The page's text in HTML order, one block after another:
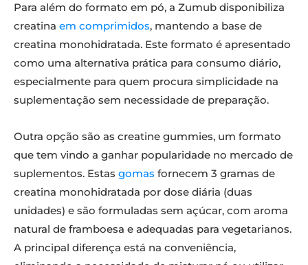
Para além do formato em pó, a Zumub disponibiliza
creatina em comprimidos, mantendo a base de
creatina monohidratada. Este formato é apresentado
como uma alternativa prática para consumo diário,
especialmente para quem procura simplicidade na
suplementação sem necessidade de preparação.
Outra opção são as creatine gummies, um formato
que tem vindo a ganhar popularidade no mercado de
suplementos. Estas gomas fornecem 3 gramas de
creatina monohidratada por dose diária (duas
unidades) e são formuladas sem açúcar, com aroma
natural de framboesa e adequadas para vegetarianos.
A principal diferença está na conveniência,